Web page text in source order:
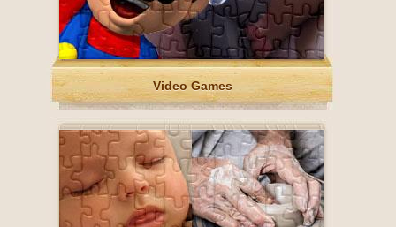
Video Games